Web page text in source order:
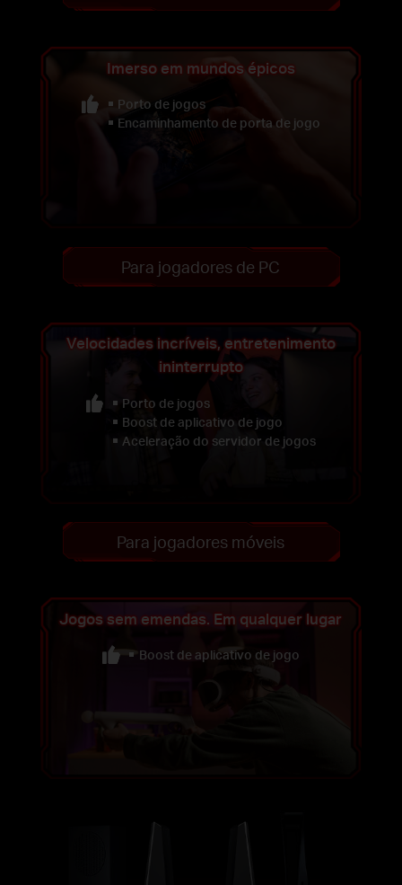
Imerso em mundos épicos
Porto de jogos
Encaminhamento de porta de jogo
Para jogadores de PC
Velocidades incríveis, entretenimento
ininterrupto
Porto de jogos
Boost de aplicativo de jogo
Aceleração do servidor de jogos
Para jogadores móveis
Jogos sem emendas. Em qualquer lugar
Boost de aplicativo de jogo